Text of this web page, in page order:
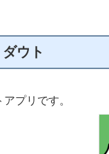
ダウト
プリです。